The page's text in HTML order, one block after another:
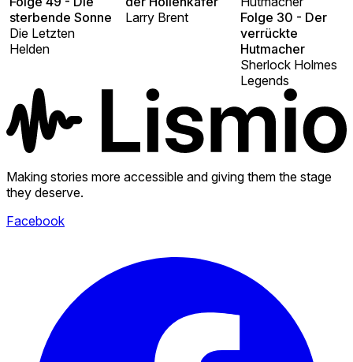
sterbende Sonne
Die Letzten
Helden
Larry Brent
Folge 30 - Der
verrückte
Hutmacher
Sherlock Holmes
Legends
Making stories more accessible and giving them the stage
they deserve.
Facebook